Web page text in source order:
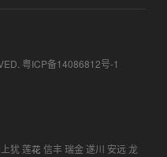
粤ICP备14086812号-1
上犹莲花 信丰瑞金遂川 安远 龙